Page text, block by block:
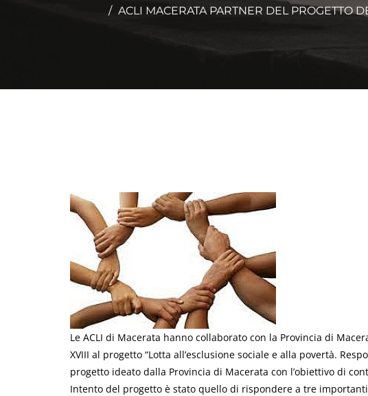
ACLI MACERATA PARTNER DEL PROGETTO
Le ACLI di Macerata hanno collaborato con la Provincia di
XVIII al progetto “Lotta all’esclusione sociale e alla povertà.
progetto ideato dalla Provincia di Macerata con l’obiettivo di
Intento del progetto è stato quello di rispondere a tre